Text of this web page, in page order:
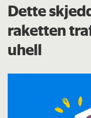
Dette
raketten
uhell